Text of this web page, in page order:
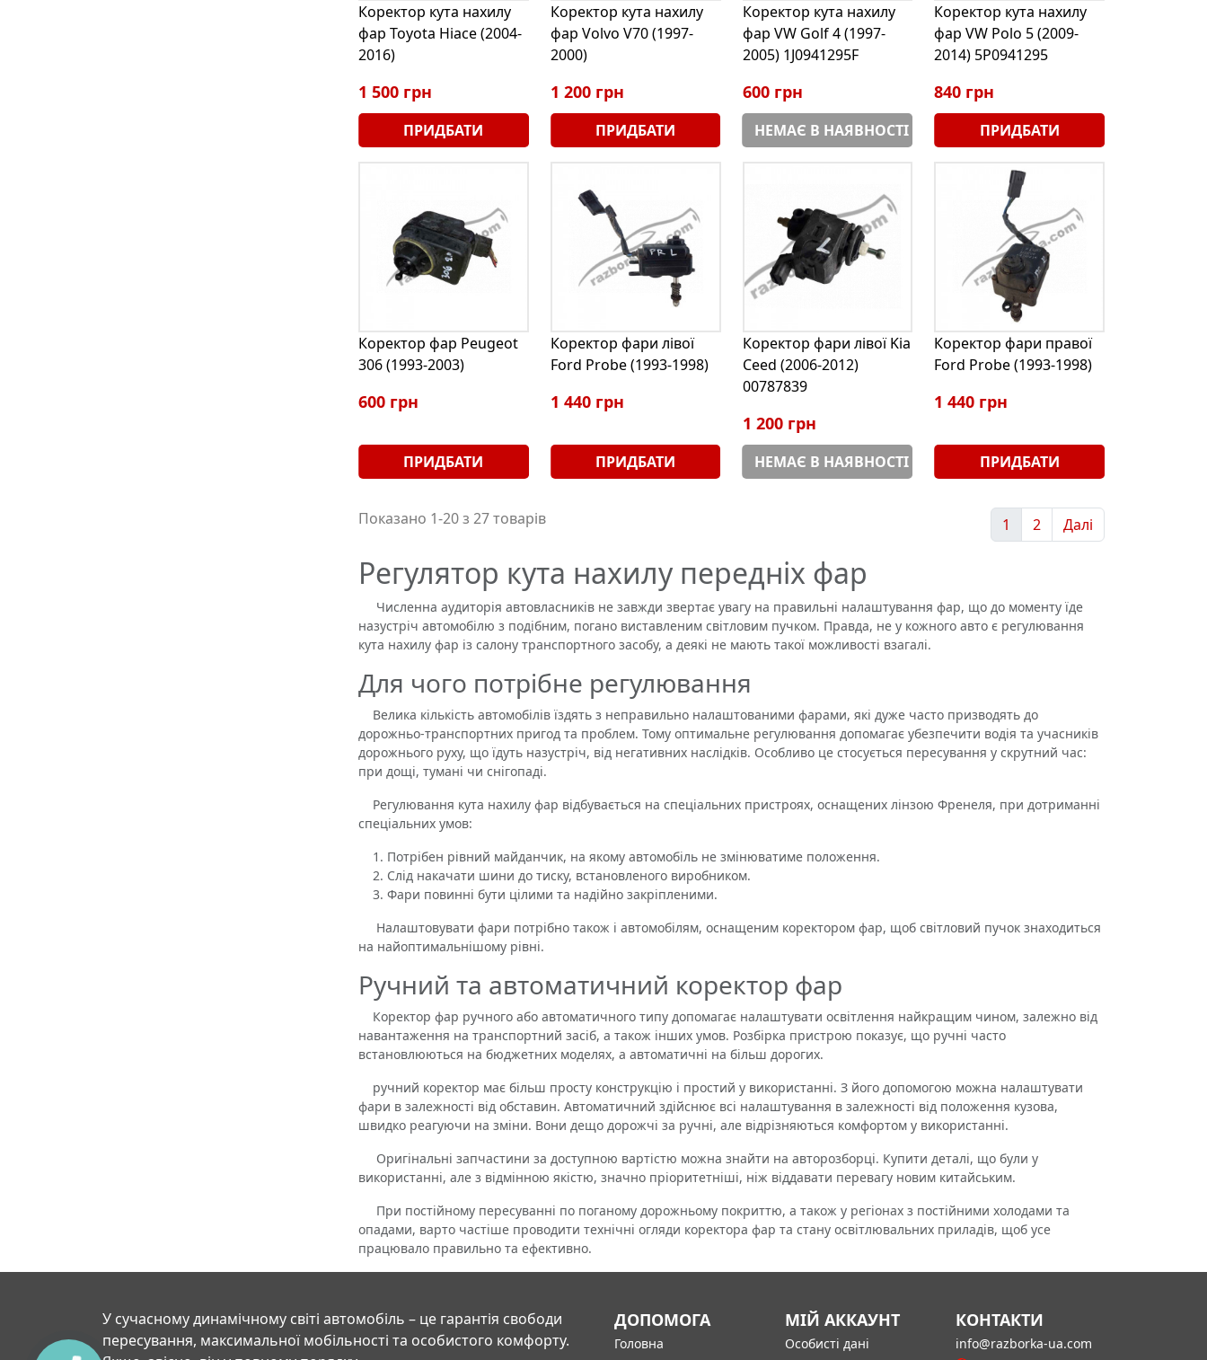
Коректор кута нахилу
фар Toyota Hiace (2004-
2016)
1 500 грн
ПРИДБАТИ
Коректор кута нахилу
фар Volvo V70 (1997-
2000)
1 200 грн
ПРИДБАТИ
Коректор кута нахилу
фар VW Golf 4 (1997-
2005) 1J0941295F
600 грн
НЕМАЄ В НАЯВНОСТІ
Коректор кута нахилу
фар VW Polo 5 (2009-
2014) 5P0941295
840 грн
ПРИДБАТИ
Коректор фар Peugeot
306 (1993-2003)
600 грн
ПРИДБАТИ
Коректор фари лівої
Ford Probe (1993-1998)
1 440 грн
ПРИДБАТИ
Коректор фари лівої Kia
Ceed (2006-2012)
00787839
1 200 грн
НЕМАЄ В НАЯВНОСТІ
Коректор фари правої
Ford Probe (1993-1998)
1 440 грн
ПРИДБАТИ
Показано 1-20 з 27 товарів 1 2 Далі
Регулятор кута нахилу передніх фар
Численна аудиторія автовласників не завжди звертає увагу на правильні налаштування фар, що до моменту їде
назустріч автомобілю з подібним, погано виставленим світловим пучком. Правда, не у кожного авто є регулювання
кута нахилу фар із салону транспортного засобу, а деякі не мають такої можливості взагалі.
Для чого потрібне регулювання
Велика кількість автомобілів їздять з неправильно налаштованими фарами, які дуже часто призводять до
дорожньо-транспортних пригод та проблем. Тому оптимальне регулювання допомагає убезпечити водія та учасників
дорожнього руху, що їдуть назустріч, від негативних наслідків. Особливо це стосується пересування у скрутний час:
при дощі, тумані чи снігопаді.
Регулювання кута нахилу фар відбувається на спеціальних пристроях, оснащених лінзою Френеля, при дотриманні
спеціальних умов:
Потрібен рівний майданчик, на якому автомобіль не змінюватиме положення.
Слід накачати шини до тиску, встановленого виробником.
Фари повинні бути цілими та надійно закріпленими.
Налаштовувати фари потрібно також і автомобілям, оснащеним коректором фар, щоб світловий пучок знаходиться
на найоптимальнішому рівні.
Ручний та автоматичний коректор фар
Коректор фар ручного або автоматичного типу допомагає налаштувати освітлення найкращим чином, залежно від
навантаження на транспортний засіб, а також інших умов. Розбірка пристрою показує, що ручні часто
встановлюються на бюджетних моделях, а автоматичні на більш дорогих.
ручний коректор має більш просту конструкцію і простий у використанні. З його допомогою можна налаштувати
фари в залежності від обставин. Автоматичний здійснює всі налаштування в залежності від положення кузова,
швидко реагуючи на зміни. Вони дещо дорожчі за ручні, але відрізняються комфортом у використанні.
Оригінальні запчастини за доступною вартістю можна знайти на авторозборці. Купити деталі, що були у
використанні, але з відмінною якістю, значно пріоритетніші, ніж віддавати перевагу новим китайським.
При постійному пересуванні по поганому дорожньому покриттю, а також у регіонах з постійними холодами та
опадами, варто частіше проводити технічні огляди коректора фар та стану освітлювальних приладів, щоб усе
працювало правильно та ефективно.
У сучасному динамічному світі автомобіль – це гарантія свободи
пересування, максимальної мобільності та особистого комфорту.
ДОПОМОГА
Головна
МІЙ АККАУНТ
Особисті дані
КОНТАКТИ
info@razborka-ua.com